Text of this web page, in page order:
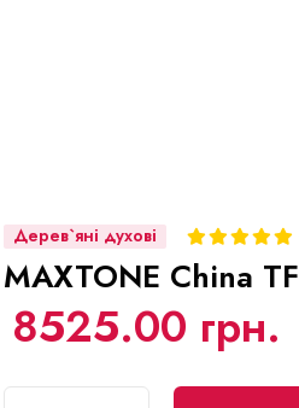
Дерев`яні духові
MAXTONE China
8525.00 грн.